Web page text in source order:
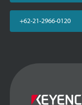
+62-21-2966-0120